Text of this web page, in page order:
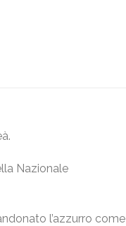
Nazionale
l’azzurro come